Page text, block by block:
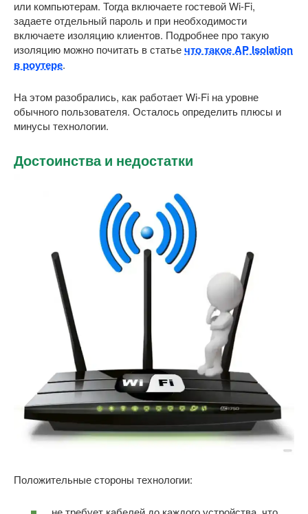
или компьютерам. Тогда включаете гостевой Wi-Fi,
задаете отдельный пароль и при необходимости
включаете изоляцию клиентов. Подробнее про такую
изоляцию можно почитать в статьечто такое AP Isolation
в роутере.
На этом разобрались, как работает Wi-Fi на уровне
обычного пользователя. Осталось определить плюсы и
минусы технологии.
Достоинства и недостатки
Положительные стороны технологии: